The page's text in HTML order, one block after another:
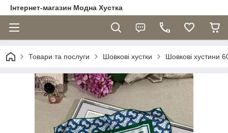
Інтернет-магазин Модна Хустка
Товари та послуги Шовкові хустки Шовкові хустини